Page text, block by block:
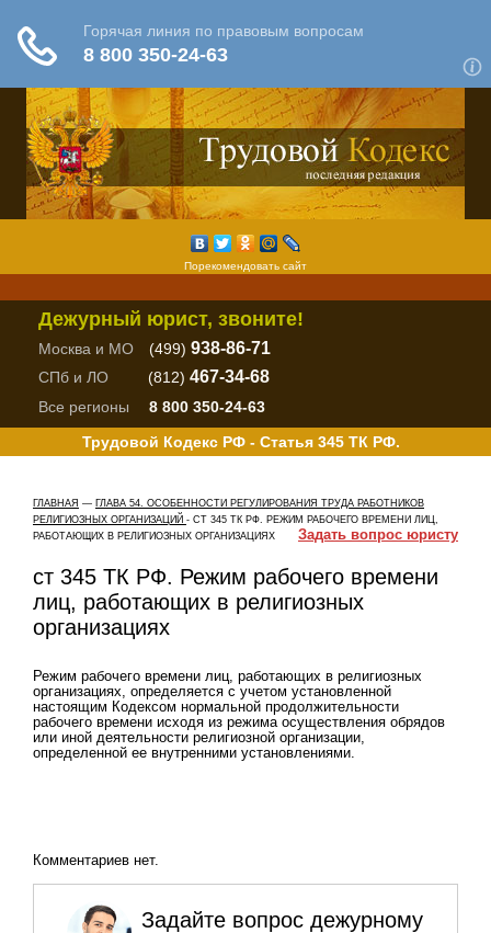
Порекомендовать сайт
Дежурный юрист, звоните!
Москва и МО (499) 938-86-71
СПб и ЛО (812) 467-34-68
Все регионы
8 800 350-24-63
Трудовой Кодекс РФ - Статья 345 ТК РФ.
ГЛАВНАЯ — ГЛАВА 54. ОСОБЕННОСТИ РЕГУЛИРОВАНИЯ ТРУДА РАБОТНИКОВ
РЕЛИГИОЗНЫХ ОРГАНИЗАЦИЙ - СТ 345 ТК РФ. РЕЖИМ РАБОЧЕГО ВРЕМЕНИ ЛИЦ,
РАБОТАЮЩИХ В РЕЛИГИОЗНЫХ ОРГАНИЗАЦИЯХ
Задать вопрос юристу
ст 345 ТК РФ. Режим рабочего времени
лиц, работающих в религиозных
организациях
Режим рабочего времени лиц, работающих в религиозных
организациях, определяется с учетом установленной
настоящим Кодексом нормальной продолжительности
рабочего времени исходя из режима осуществления обрядов
или иной деятельности религиозной организации,
определенной ее внутренними установлениями.
Комментариев нет.
Задайте вопрос дежурному